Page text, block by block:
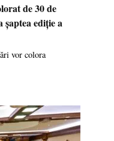
de 30 de
șaptea ediție a
vor colora